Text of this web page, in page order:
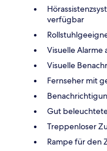
verfügbar
Visuelle Alarme
Visuelle
Fernseher mit
Gut
Treppenloser
Rampe für den